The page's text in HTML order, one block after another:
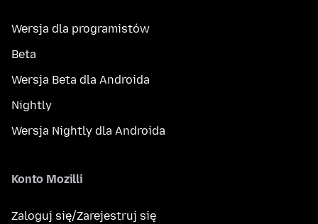
Wersja dla programistów
Beta
Wersja Beta dla Androida
Nightly
Wersja Nightly dla Androida
Konto Mozilli
Zaloguj się/Zarejestruj się